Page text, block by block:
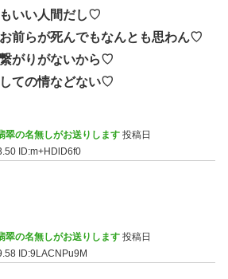
いい人間だし♡
前らが死んでもなんとも思わん♡
がりがないから♡
ての情などない♡
翠の名無しがお送りします 投稿日
ID:m+HDlD6f0
翠の名無しがお送りします 投稿日
ID:9LACNPu9M